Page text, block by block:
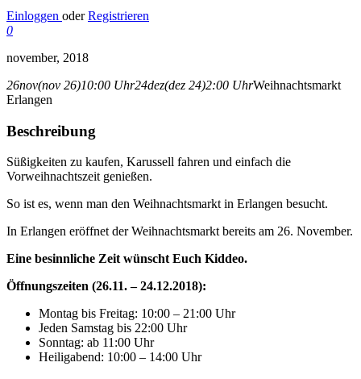
Einloggen oder Registrieren
0
november, 2018
26nov(nov 26)10:00 Uhr24dez(dez 24)2:00 UhrWeihnachtsmarkt
Erlangen
Beschreibung
Süßigkeiten zu kaufen, Karussell fahren und einfach die
Vorweihnachtszeit genießen.
So ist es, wenn man den Weihnachtsmarkt in Erlangen besucht.
In Erlangen eröffnet der Weihnachtsmarkt bereits am 26. November.
Eine besinnliche Zeit wünscht Euch Kiddeo.
Öffnungszeiten (26.11. – 24.12.2018):
Montag bis Freitag: 10:00 – 21:00 Uhr
Jeden Samstag bis 22:00 Uhr
Sonntag: ab 11:00 Uhr
Heiligabend: 10:00 – 14:00 Uhr